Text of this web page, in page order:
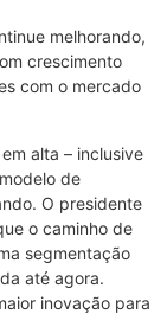
melhorando,
crescimento
com o mercado
alta – inclusive
de
O presidente
o caminho de
segmentação
até agora.
inovação para